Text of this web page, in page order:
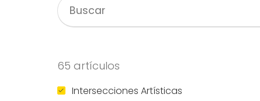
65 artículos
Intersecciones Artísticas